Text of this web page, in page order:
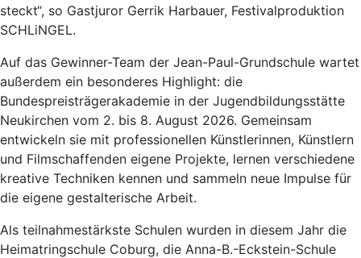
steckt“, so Gastjuror Gerrik Harbauer, Festivalproduktion
SCHLiNGEL.
Auf das Gewinner-Team der Jean-Paul-Grundschule wartet
außerdem ein besonderes Highlight: die
Bundespreisträgerakademie in der Jugendbildungsstätte
Neukirchen vom 2. bis 8. August 2026. Gemeinsam
entwickeln sie mit professionellen Künstlerinnen, Künstlern
und Filmschaffenden eigene Projekte, lernen verschiedene
kreative Techniken kennen und sammeln neue Impulse für
die eigene gestalterische Arbeit.
Als teilnahmestärkste Schulen wurden in diesem Jahr die
Heimatringschule Coburg, die Anna-B.-Eckstein-Schule